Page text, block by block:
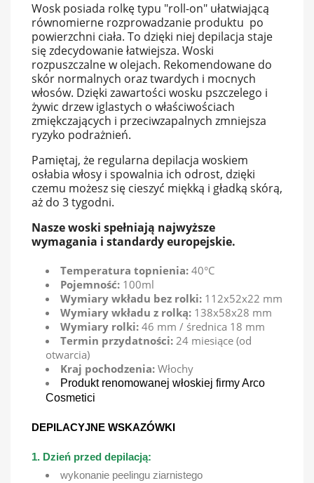
Wosk posiada rolkę typu "roll-on" ułatwiającą
równomierne rozprowadzanie produktu po
powierzchni ciała. To dzięki niej depilacja staje
się zdecydowanie łatwiejsza. Woski
rozpuszczalne w olejach. Rekomendowane do
skór normalnych oraz twardych i mocnych
włosów. Dzięki zawartości wosku pszczelego i
żywic drzew iglastych o właściwościach
zmiękczających i przeciwzapalnych zmniejsza
ryzyko podrażnień.
Pamiętaj, że regularna depilacja woskiem
osłabia włosy i spowalnia ich odrost, dzięki
czemu możesz się cieszyć miękką i gładką skórą,
aż do 3 tygodni.
Nasze woski spełniają najwyższe
wymagania i standardy europejskie.
Temperatura topnienia: 40°C
Pojemność: 100ml
Wymiary wkładu bez rolki: 112x52x22 mm
Wymiary wkładu z rolką: 138x58x28 mm
Wymiary rolki: 46 mm / średnica 18 mm
Termin przydatności: 24 miesiące (od
otwarcia)
Kraj pochodzenia: Włochy
Produkt renomowanej włoskiej firmy Arco
Cosmetici
DEPILACYJNE WSKAZÓWKI
1. Dzień przed depilacją:
wykonanie peelingu ziarnistego